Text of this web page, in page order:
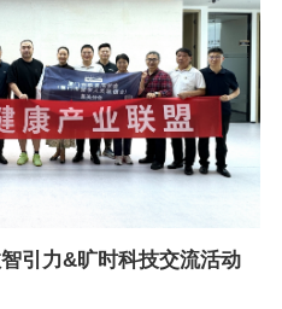
引力&旷时科技交流活动